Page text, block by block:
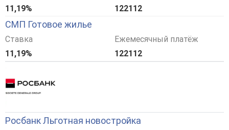
11,19%
122112
СМП Готовое жилье
Ставка
11,19%
Ежемесячный платёж
122112
Росбанк Льготная новостройка